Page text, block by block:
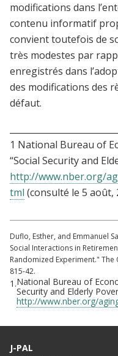
modifications dans
contenu informatif
convient toutefois de
très modestes par
enregistrés dans
des modifications des
défaut.
1 National Bureau of
“Social Security and
http://www.nber.org/
tml (consulté le 5 août,
Duflo, Esther, and Emmanuel
Social Interactions in
Randomized Experiment." The
815-42.
1.National Bureau of
Security and Elderly
http://www.nber.org/
J-PAL